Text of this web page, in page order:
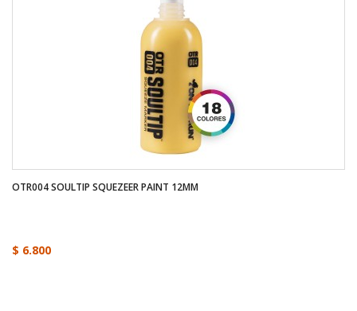
OTR004 SOULTIP SQUEZEER PAINT 12MM
$ 6.800